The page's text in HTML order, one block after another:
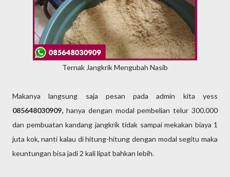
Ternak Jangkrik Mengubah Nasib
Makanya langsung saja pesan pada admin kita yess
085648030909, hanya dengan modal pembelian telur 300.000
dan pembuatan kandang jangkrik tidak sampai mekakan biaya 1
juta kok, nanti kalau di hitung-hitung dengan modal segitu maka
keuntungan bisa jadi 2 kali lipat bahkan lebih.